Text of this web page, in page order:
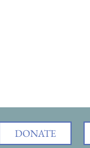
DONATE